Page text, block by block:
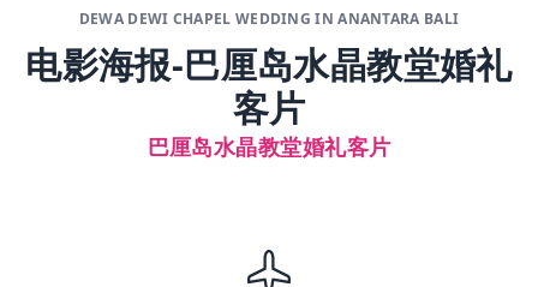
DEWA DEWI CHAPEL WEDDING IN ANANTARA BALI
电影海报-巴厘岛水晶教堂婚礼
客片
巴厘岛水晶教堂婚礼客片